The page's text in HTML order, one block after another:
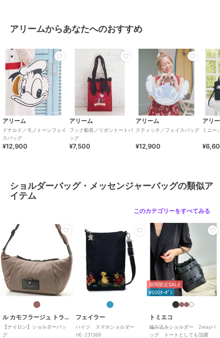
素材
本体 合成皮革裏生地 ﾎ゜ﾘｴｽﾃﾙ
アリームからあなたへのおすすめ
アリーム
ドナルド／モノトーンフェイ
スバッグ
¥12,900
アリーム
フック船長／リボントートバ
ッグ
¥7,500
アリーム
スティッチ／フェイスバッグ
¥12,900
アリ
ミニー
ショルダーバッグ・メッセンジャーバッグの類似ア
イテム
このカテゴリーをすべてみる
ル カモフラージュ トライブ
【ナイロン】ショルダーバッ
グ
フェイラー
ハイジ スマホショルダー
HE-231368
期間限定SALE
¥500ｸｰﾎﾟﾝ
トミエコ
編み込みショルダー 2wayバ
ッグ トートとしても活躍